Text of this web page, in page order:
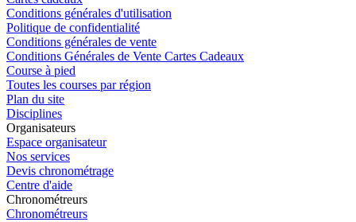
Conditions générales d'utilisation
Politique de confidentialité
Conditions générales de vente
Conditions Générales de Vente Cartes Cadeaux
Course à pied
Toutes les courses par région
Plan du site
Disciplines
Organisateurs
Espace organisateur
Nos services
Devis chronométrage
Centre d'aide
Chronométreurs
Chronométreurs